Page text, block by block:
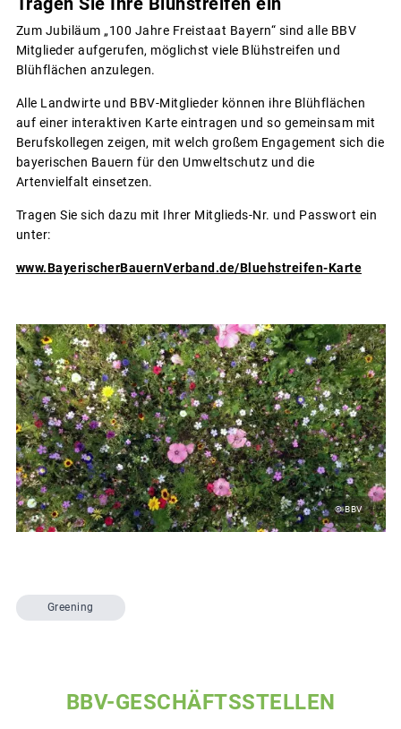
Zum Jubiläum „100 Jahre Freistaat Bayern“ sind alle BBV
Mitglieder aufgerufen, möglichst viele Blühstreifen und
Blühflächen anzulegen.
Alle Landwirte und BBV-Mitglieder können ihre Blühflächen
auf einer interaktiven Karte eintragen und so gemeinsam mit
Berufskollegen zeigen, mit welch großem Engagement sich die
bayerischen Bauern für den Umweltschutz und die
Artenvielfalt einsetzen.
Tragen Sie sich dazu mit Ihrer Mitglieds-Nr. und Passwort ein
unter:
www.BayerischerBauernVerband.de/Bluehstreifen-Karte
© BBV
Greening
BBV-GESCHÄFTSSTELLEN